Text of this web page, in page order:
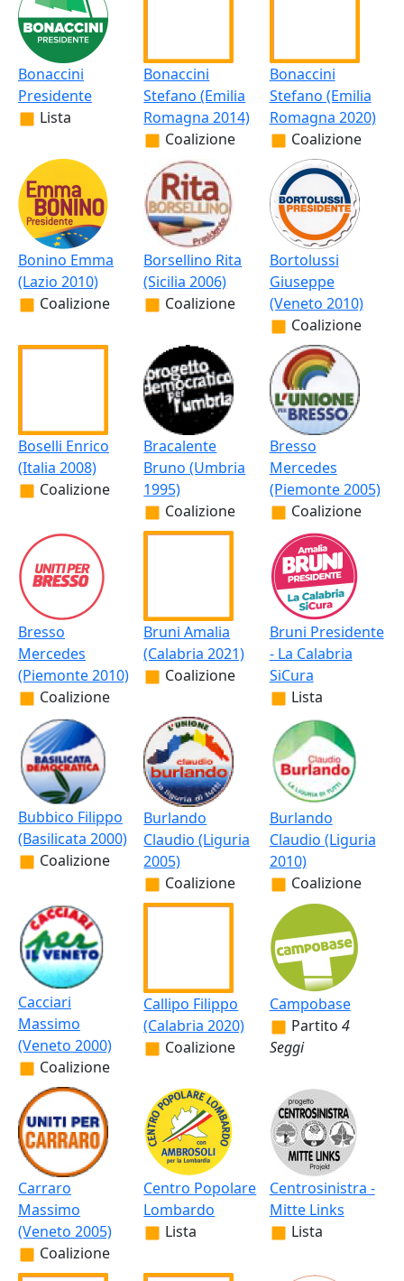
Bonaccini
Presidente
Lista
Bonaccini
Stefano (Emilia
Romagna 2014)
Coalizione
Bonaccini
Stefano (Emilia
Romagna 2020)
Coalizione
Bonino Emma
(Lazio 2010)
Coalizione
Borsellino Rita
(Sicilia 2006)
Coalizione
Bortolussi
Giuseppe
(Veneto 2010)
Coalizione
Boselli Enrico
(Italia 2008)
Coalizione
Bracalente
Bruno (Umbria
1995)
Coalizione
Bresso
Mercedes
(Piemonte 2005)
Coalizione
Bresso
Mercedes
(Piemonte 2010)
Coalizione
Bruni Amalia
(Calabria 2021)
Coalizione
Bruni Presidente
- La Calabria
SiCura
Lista
Bubbico Filippo
(Basilicata 2000)
Coalizione
Burlando
Claudio (Liguria
2005)
Coalizione
Burlando
Claudio (Liguria
2010)
Coalizione
Cacciari
Massimo
(Veneto 2000)
Coalizione
Callipo Filippo
(Calabria 2020)
Coalizione
Campobase
Partito 4
Seggi
Carraro
Massimo
(Veneto 2005)
Coalizione
Centro Popolare
Lombardo
Lista
Centrosinistra -
Mitte Links
Lista